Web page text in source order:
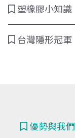
塑橡膠小知識
台灣隱形冠軍
優勢與我們